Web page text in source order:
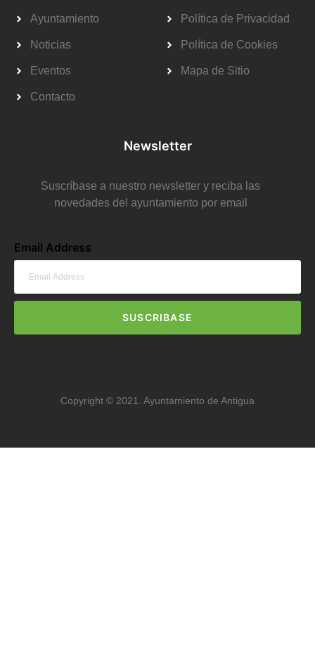
Ayuntamiento
Noticias
Eventos
Contacto
Política de Privacidad
Política de Cookies
Mapa de Sitio
Newsletter
Suscríbase a nuestro newsletter y reciba las
novedades del ayuntamiento por email
Email Address
SUSCRIBASE
Copyright © 2021. Ayuntamiento de Antigua